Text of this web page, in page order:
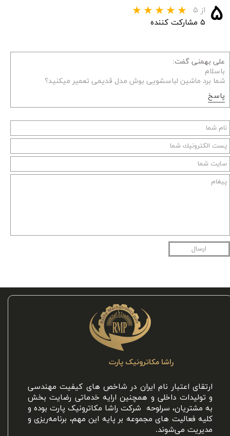
۵ از ۵
۵ مشارکت کننده
علی بهمنی گفت:
باسلام
شما برد ماشین لباسشویی بوش مدل قدیمی تعمیر میکنید؟
پاسخ
ارسال
راشا مکاترونیک پارت
ارتقای اعتبار نام ایران در شاخص های کیفیت مهندسی
و تولیدات داخلی و همچنین ارايه خدماتی رضایت بخش
به مشتریان، سرلوحه شرکت راشا مکاترونیک پارت بوده و
کلیه فعالیت های مجموعه بر پایه این مهم، برنامه‌ریزی و
مدیریت می‌شوند.